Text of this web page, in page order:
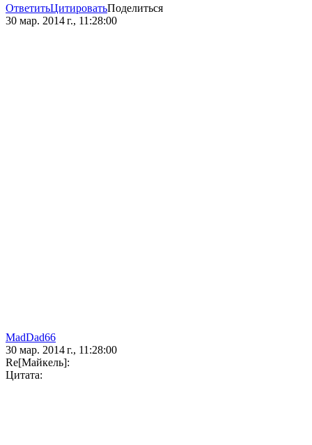
ОтветитьЦитироватьПоделиться
30 мар. 2014 г., 11:28:00
MadDad66
30 мар. 2014 г., 11:28:00
Re[Майкель]:
Цитата: